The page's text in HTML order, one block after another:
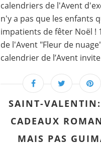
calendriers de l'Avent
n'y a pas que les enfants
impatients de fêter Noël !
de l'Avent "Fleur de
calendrier de l’Avent
SAINT-
CADEAUX
MAIS PAS